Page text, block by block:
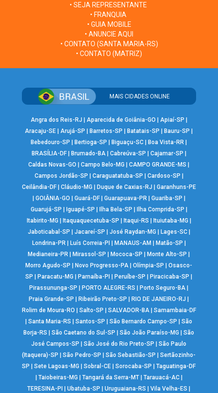
• SEJA REPRESENTANTE
• FRANQUIA
• GUIA MOBILE
• ANUNCIE AQUI
• CONTATO (SANTA MARIA-RS)
• CONTATO (MATRIZ)
MAIS CIDADES ONLINE
Angra dos Reis-RJ Aparecida de Goiânia-GO Apiaí-SP
Aracaju-SE |Arujá-SP Barretos-SP Batatais-SP Bauru-SP
Bebedouro-SP
Bertioga-SP Biguaçu-SC Boa Vista-RR
BRASÍLIA-DF| Brumado-BA| Cabreúva-SP Cajamar-SP
Caldas Novas-GO
|Campo Belo-MG |CAMPO GRANDE-MS
Campos Jordão-SP
Caraguatatuba-SP Cardoso-SP
Ceilândia-DF| Cláudio-MG Duque de Caxias-RJ
Garanhuns-PE
GOIÂNIA-GO Guará-DF| Guarapuava-PR| Guariba-SP
Guarujá-SP
Iguapé-SP Ilha Bela-SP Ilha Comprida-SP
Itabirito-MG
Itaquaquecetuba-SP Itaqui-RS Ituiutaba-MG
Jaboticabal-SP
Jacareí-SP José Raydan-MG Lages-SC|
Londrina-PR| Luís Correia-PI MANAUS-AM Matão-SP
Medianeira-PR
Mirassol-SP Mococa-SP Monte Alto-SP
Morro Agudo-SP
Novo Progresso-PA |Olímpia-SP |Osasco-
SP
Paracatu-MG Parnaíba-PI Peruíbe-SP Piracicaba-SP
Pirassununga-SP
PORTO ALEGRE-RS Porto Seguro-BA
Praia Grande-SP
Ribeirão Preto-SP RIO DE JANEIRO-RJ
Rolim de Moura-RO
Salto-SP SALVADOR-BA| Samambaia-DF
|Santa Maria-RS |Santos-SP |São Bernardo Campo-SP |São
Borja-RS
|São Caetano do Sul-SP |São João Paraíso-MG |São
José Campos-SP
|São José do Rio Preto-SP |São Paulo
(Itaquera)-SP
|São Pedro-SP |São Sebastião-SP |Sertãozinho-
SP
|Sete Lagoas-MG |Sobral-CE |Sorocaba-SP |Taguatinga-DF
Taiobeiras-MG Tangará da Serra-MT| Tarauacá-AC|
TERESINA-PI
|Ubatuba-SP |Uruguaiana-RS |Vila Velha-ES